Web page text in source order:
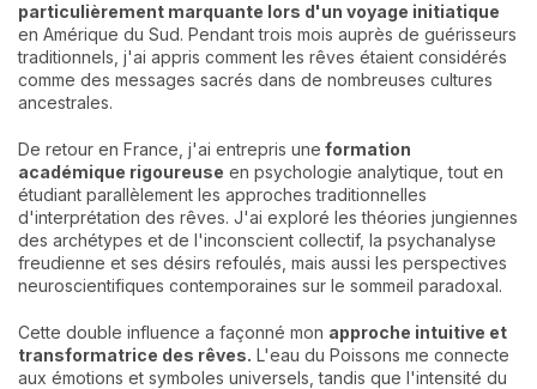
particulièrement marquante lors d'un voyage initiatique
en Amérique du Sud. Pendant trois mois auprès de guérisseurs
traditionnels, j'ai appris comment les rêves étaient considérés
comme des messages sacrés dans de nombreuses cultures
ancestrales.
De retour en France, j'ai entrepris une formation
académique rigoureuse en psychologie analytique, tout en
étudiant parallèlement les approches traditionnelles
d'interprétation des rêves. J'ai exploré les théories jungiennes
des archétypes et de l'inconscient collectif, la psychanalyse
freudienne et ses désirs refoulés, mais aussi les perspectives
neuroscientifiques contemporaines sur le sommeil paradoxal.
Cette double influence a façonné mon approche intuitive et
transformatrice des rêves. L'eau du Poissons me connecte
aux émotions et symboles universels, tandis que l'intensité du